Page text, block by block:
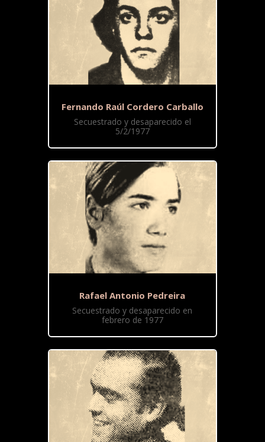
Fernando Raúl Cordero Carballo
Secuestrado y desaparecido el
5/2/1977
Rafael Antonio Pedreira
Secuestrado y desaparecido en
febrero de 1977